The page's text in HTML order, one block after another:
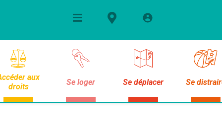
aux
droits
Se loger Se déplacer Se